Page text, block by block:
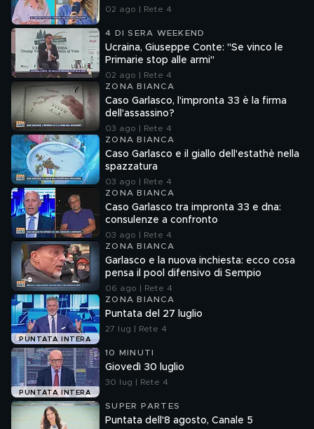
02 ago | Rete 4
4 DI SERA WEEKEND
Ucraina, Giuseppe Conte: "Se vinco le
Primarie stop alle armi"
02 ago | Rete 4
ZONA BIANCA
Caso Garlasco, l'impronta 33 è la firma
dell'assassino?
03 ago | Rete 4
ZONA BIANCA
Caso Garlasco e il giallo dell'estathè nella
spazzatura
03 ago | Rete 4
ZONA BIANCA
Caso Garlasco tra impronta 33 e dna:
consulenze a confronto
03 ago | Rete 4
ZONA BIANCA
Garlasco e la nuova inchiesta: ecco cosa
pensa il pool difensivo di Sempio
06 ago | Rete 4
PUNTATA INTERA
ZONA BIANCA
Puntata del 27 luglio
27 lug | Rete 4
PUNTATA INTERA
10 MINUTI
Giovedì 30 luglio
30 lug | Rete 4
SUPER PARTES
Puntata dell'8 agosto, Canale 5